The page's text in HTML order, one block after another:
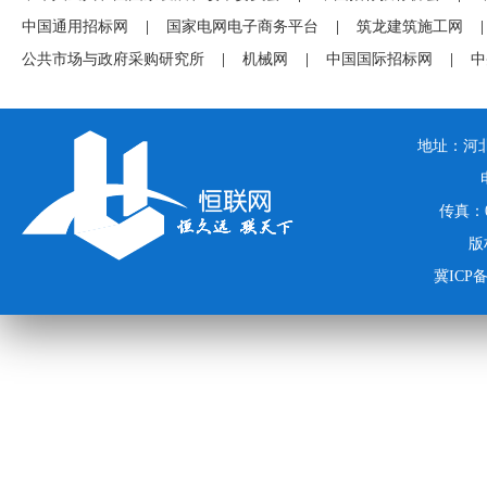
中国通用招标网
国家电网电子商务平台 筑龙建筑施工网
公共市场与政府采购研究所
机械网 中国国际招标网
地址：河
传真
冀ICP